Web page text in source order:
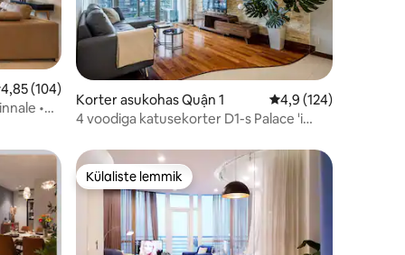
hinnang 4,85/5, 104 hinnangut
4,85 (104)
•
Korter asukohas Quận 1 Keskmine hinnang
4,9 (124)
4 voodiga katusekorter D1-s Palace 'i
Külaliste lemmik
Külaliste lemmik